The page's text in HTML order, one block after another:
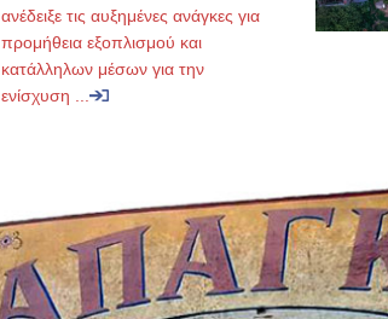
ανέδειξε τις αυξημένες ανάγκες για
προμήθεια εξοπλισμού και
κατάλληλων μέσων για την
ενίσχυση ...